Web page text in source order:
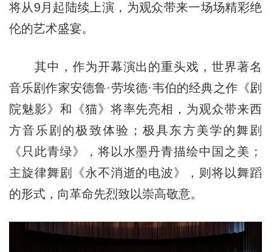
将从9月起陆续上演，为观众带来一场场精彩绝
伦的艺术盛宴。
其中，作为开幕演出的重头戏，世界著名
音乐剧作家安德鲁·劳埃德·韦伯的经典之作《剧
院魅影》和《猫》将率先亮相，为观众带来西
方音乐剧的极致体验；极具东方美学的舞剧
《只此青绿》，将以水墨丹青描绘中国之美；
主旋律舞剧《永不消逝的电波》，则将以舞蹈
的形式，向革命先烈致以崇高敬意。